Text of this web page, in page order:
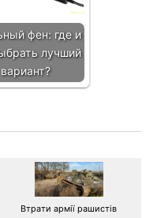
фен: где и
лучший
вариант?
Втрати армії рашистів